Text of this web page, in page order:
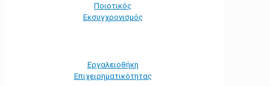
Ποιοτικός
Εκσυγχρονισμός
Εργαλειοθήκη
Eπιχειρηματικότητας